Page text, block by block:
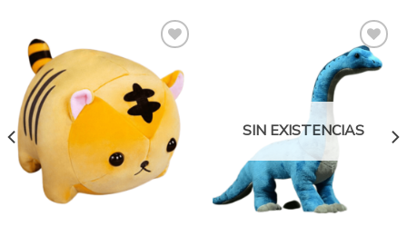
Add to
wishlist
SIN EXISTENCIAS